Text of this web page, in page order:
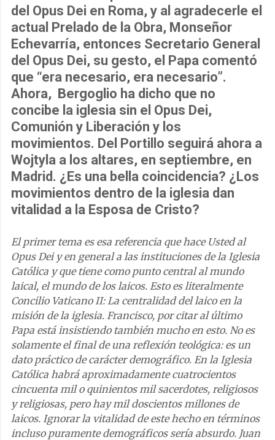
del Opus Dei en Roma, y al agradecerle el
actual Prelado de la Obra, Monseñor
Echevarría, entonces Secretario General
del Opus Dei, su gesto, el Papa comentó
que “era necesario, era necesario”.
Ahora, Bergoglio ha dicho que no
concibe la iglesia sin el Opus Dei,
Comunión y Liberación y los
movimientos. Del Portillo seguirá ahora a
Wojtyla a los altares, en septiembre, en
Madrid. ¿Es una bella coincidencia? ¿Los
movimientos dentro de la iglesia dan
vitalidad a la Esposa de Cristo?
El primer tema es esa referencia que hace Usted al
Opus Dei y en general a las instituciones de la Iglesia
Católica y que tiene como punto central al mundo
laical, el mundo de los laicos. Esto es literalmente
Concilio Vaticano II: La centralidad del laico en la
misión de la iglesia. Francisco, por citar al último
Papa está insistiendo también mucho en esto. No es
solamente el final de una reflexión teológica: es un
dato práctico de carácter demográfico. En la Iglesia
Católica habrá aproximadamente cuatrocientos
cincuenta mil o quinientos mil sacerdotes, religiosos
y religiosas, pero hay mil doscientos millones de
laicos. Ignorar la vitalidad de este hecho en términos
incluso puramente demográficos sería absurdo. Juan